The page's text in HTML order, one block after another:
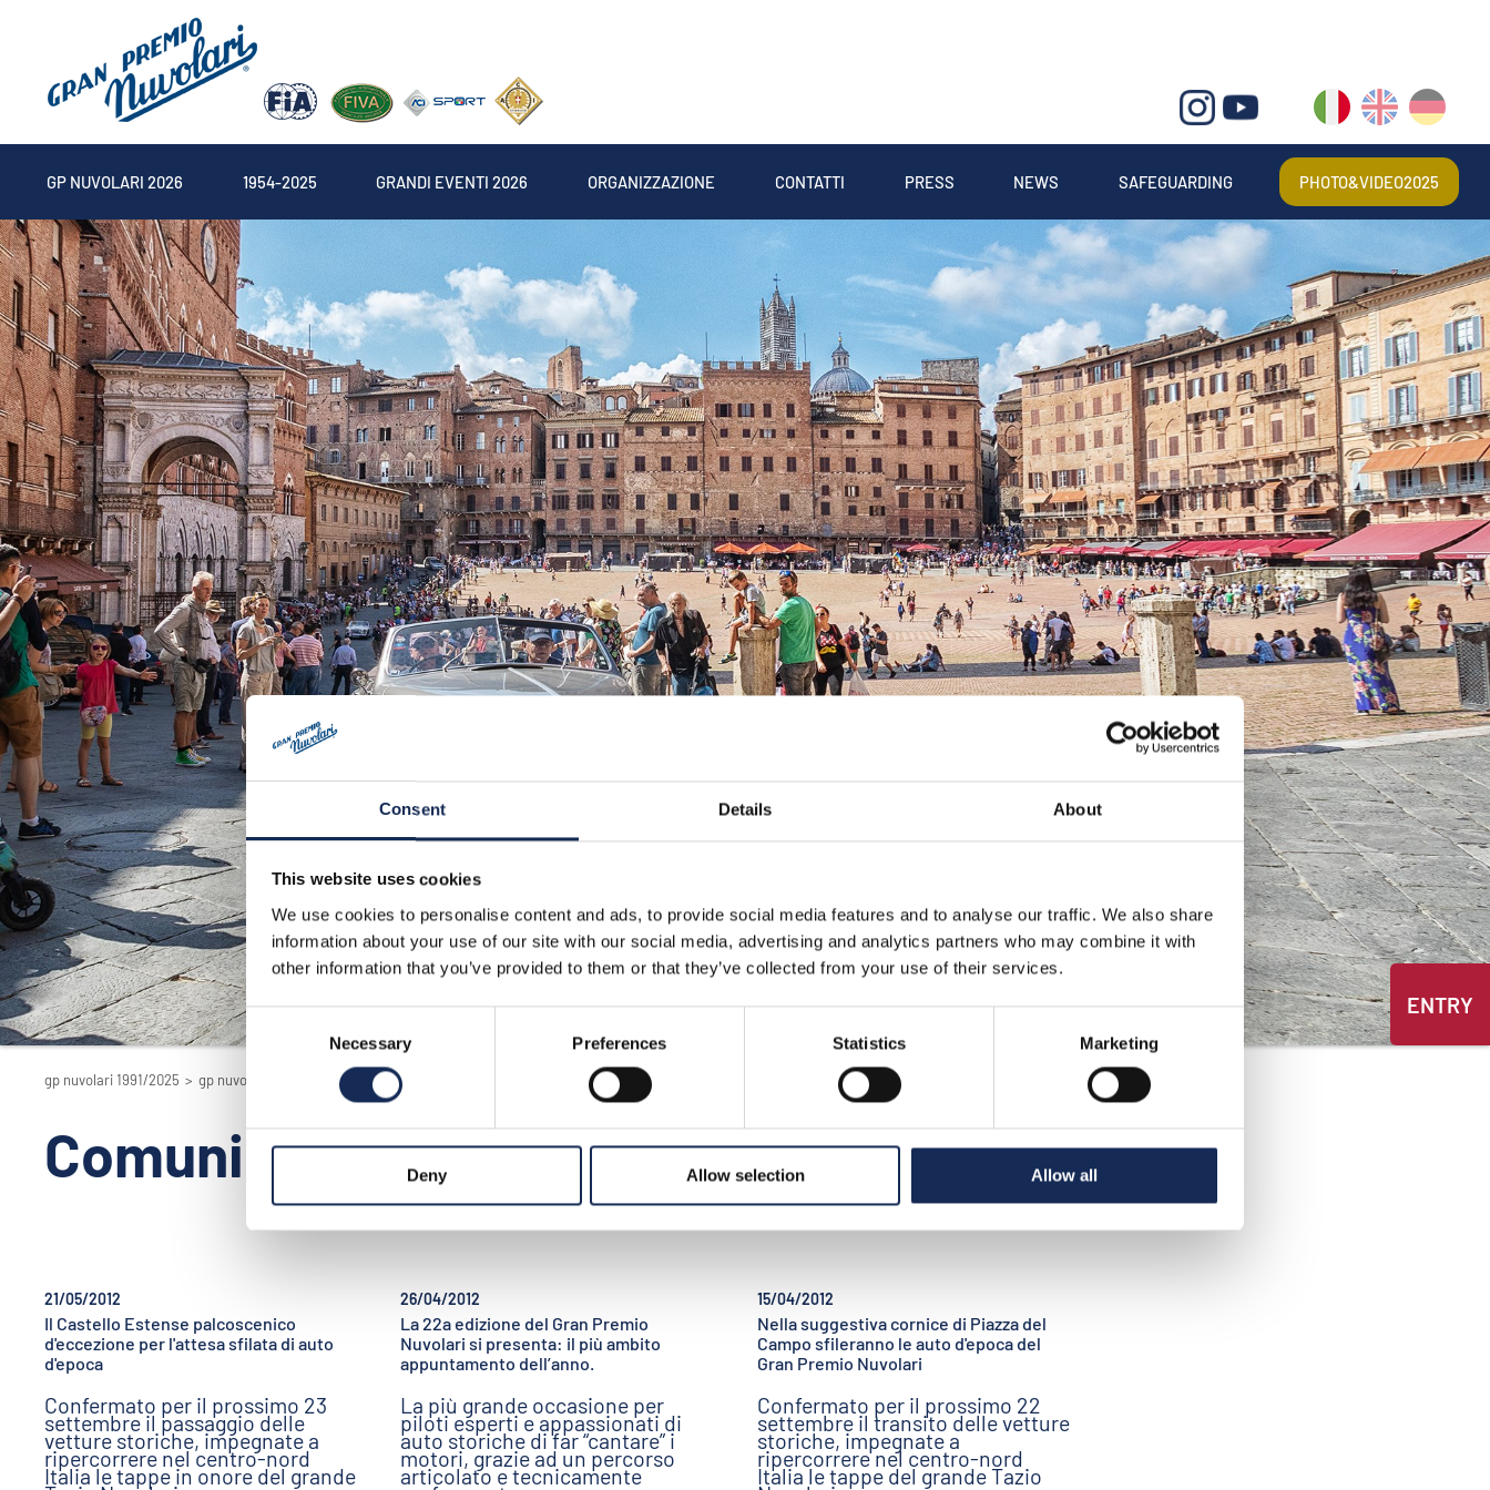
Consent Details About
This website uses cookies
We use cookies to personalise content and ads, to provide social media features and to analyse our traffic. We also share
information about your use of our site with our social media, advertising and analytics partners who may combine it with
other information that you’ve provided to them or that they’ve collected from your use of their services.
Consent
Selection
Necessary Preferences Statistics Marketing
Deny Allow selection Allow all
GP NUVOLARI 2026 1954-2025 GRANDI EVENTI 2026 ORGANIZZAZIONE CONTATTI PRESS NEWS SAFEGUARDING PHOTO&VIDEO2025
gp nuvolari 1991/2025 > gp nuvolari 1991/2025 - la rievocazione comunicati stampa
Comunicati stampa
21/05/2012
Il Castello Estense palcoscenico
d'eccezione per l'attesa sfilata di auto
d'epoca
Confermato per il prossimo 23
settembre il passaggio delle
vetture storiche, impegnate a
ripercorrere nel centro-nord
Italia le tappe in onore del grande
26/04/2012
La 22a edizione del Gran Premio
Nuvolari si presenta: il più ambito
appuntamento dell’anno.
La più grande occasione per
piloti esperti e appassionati di
auto storiche di far “cantare” i
motori, grazie ad un percorso
articolato e tecnicamente
15/04/2012
Nella suggestiva cornice di Piazza del
Campo sfileranno le auto d'epoca del
Gran Premio Nuvolari
Confermato per il prossimo 22
settembre il transito delle vetture
storiche, impegnate a
ripercorrere nel centro-nord
Italia le tappe del grande Tazio
ENTRY